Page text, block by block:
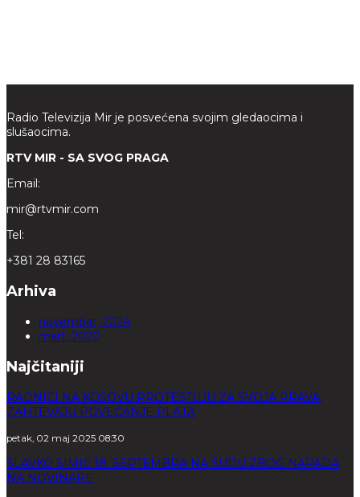
Radio Televizija Mir je posvećena svojim gledaocima i
slušaocima.
RTV MIR - SA SVOG PRAGA
Email:
mir@rtvmir.com
Tel:
+381 28 83165
Arhiva
novembar, 2024
mart, 2020
Najčitaniji
RADNICI NA KOSOVU PROTESTUJU ZA SVOJA PRAVA,
ZAHTEVAJU POVEĆANJE PLATA
petak, 02 maj 2025 08:30
SLAVKO SIMIĆ 18. SEPTEMBRA NA SUDU ZBOG NAPADA
NA NOVINARE